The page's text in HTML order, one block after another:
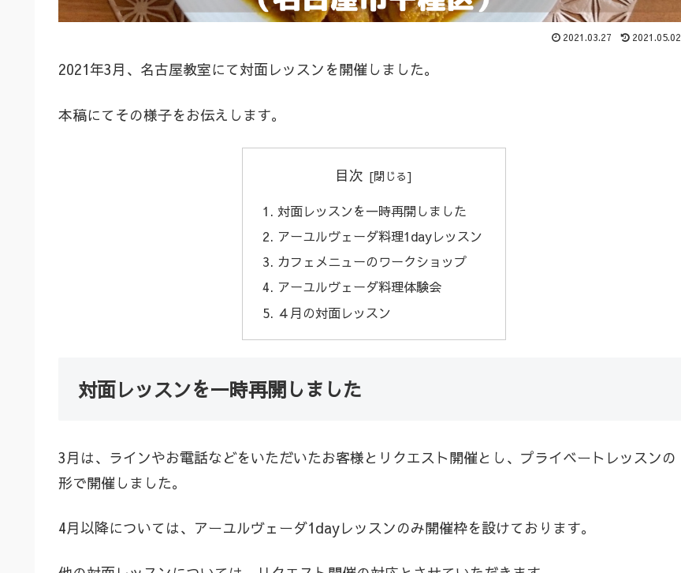
2021.03.27 2021.05.02
2021年3月、名古屋教室にて対面レッスンを開催しました。
本稿にてその様子をお伝えします。
目次
対面レッスンを一時再開しました
アーユルヴェーダ料理1dayレッスン
カフェメニューのワークショップ
アーユルヴェーダ料理体験会
４月の対面レッスン
対面レッスンを一時再開しました
3月は、ラインやお電話などをいただいたお客様とリクエスト開催とし、プライベートレッスンの
形で開催しました。
4月以降については、アーユルヴェーダ1dayレッスンのみ開催枠を設けております。